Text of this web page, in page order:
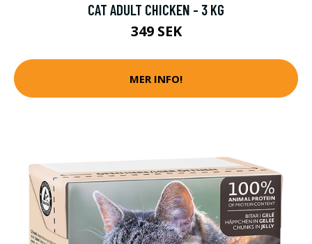
CAT ADULT CHICKEN - 3 KG
349 SEK
MER INFO!